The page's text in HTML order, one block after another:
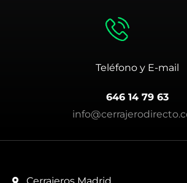
Teléfono y E-mail
646 14 79 63